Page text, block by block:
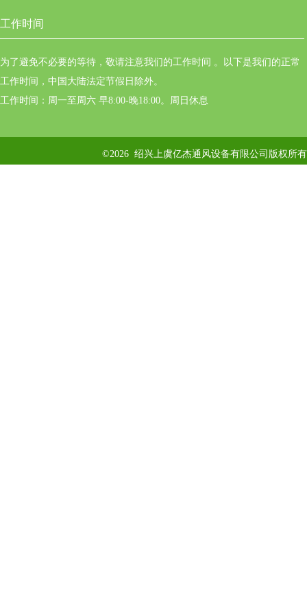
工作时间
为了避免不必要的等待，敬请注意我们的工作时间 。以下是我们的正常
工作时间，中国大陆法定节假日除外。
工作时间：周一至周六 早8:00-晚18:00。周日休息
©2026 绍兴上虞亿杰通风设备有限公司版权所有